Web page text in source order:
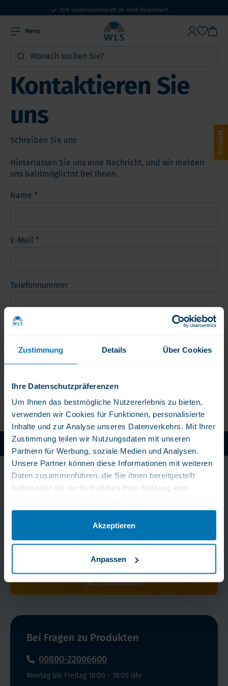
Zustimmung Details Über Cookies
Ihre Datenschutzpräferenzen
Um Ihnen das bestmögliche Nutzererlebnis zu bieten,
verwenden wir Cookies für Funktionen, personalisierte
Inhalte und zur Analyse unseres Datenverkehrs. Mit Ihrer
Zustimmung teilen wir Nutzungsdaten mit unseren
Partnern für Werbung, soziale Medien und Analysen.
Unsere Partner können diese Informationen mit weiteren
Daten zusammenführen, die Sie ihnen bereitgestellt
haben oder die sie im Rahmen Ihrer Nutzung ihrer
Sie in unserer Datenschutzerklärung.
Akzeptieren
Anpassen
Seit Jahr 2005 für Sie da
15% Großbestellrabatt ab 400€ Bestellwert
Menu
Kontaktieren Sie
uns
Schreiben Sie uns
Hinterlassen Sie uns eine Nachricht, und wir melden
uns baldmöglichst bei Ihnen.
Name
E-Mail
Telefonnummer
Was ist Ihre Meinung?
Absenden
Fachkundiger und Rascher Kundenservice
WLS Pure: Ohne chemische Zusatze
Bleib immer am Puls
der Zeit!
Jetzt anmelden!
Bei Fragen zu Produkten
00800-22006600
Montag bis Freitag 10:00 - 16:00 Uhr
Kontakt